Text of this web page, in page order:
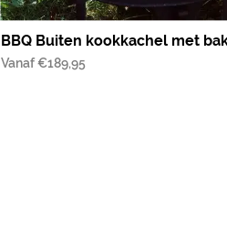
BBQ Buiten kookkachel met
Vanaf€189,95